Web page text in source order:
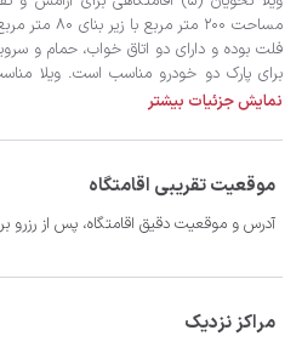
- سیستم سرمایشی کولر گازی و گرمایشی
نمایش جزئیات بیشتر
موقعیت تقریبی اقامتگاه
آدرس و موقعیت دقیق اقامتگاه، پس از رزرو
مراکز نزدیک